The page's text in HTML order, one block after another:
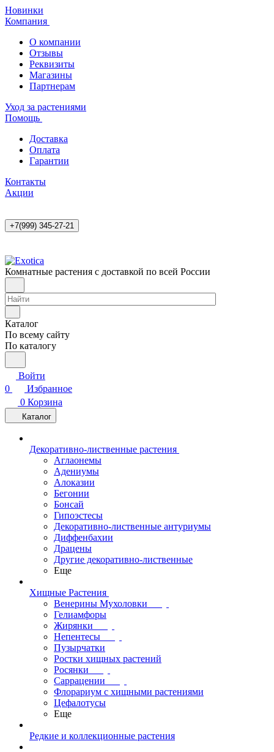
Новинки
Компания
О компании
Отзывы
Реквизиты
Магазины
Партнерам
Уход за растениями
Помощь
Доставка
Оплата
Гарантии
Контакты
Акции
+7(999) 345-27-21
Комнатные растения с доставкой по всей России
Каталог
По всему сайту
По каталогу
Войти
0
Избранное
0 Корзина
Каталог
Декоративно-лиственные растения
Аглаонемы
Адениумы
Алоказии
Бегонии
Бонсай
Гипоэстесы
Декоративно-лиственные антуриумы
Диффенбахии
Драцены
Другие декоративно-лиственные
Еще
Хищные Растения
Венерины Мухоловки
Гелиамфоры
Жирянки
Непентесы
Пузырчатки
Ростки хищных растений
Росянки
Саррацении
Флорариум с хищными растениями
Цефалотусы
Еще
Редкие и коллекционные растения